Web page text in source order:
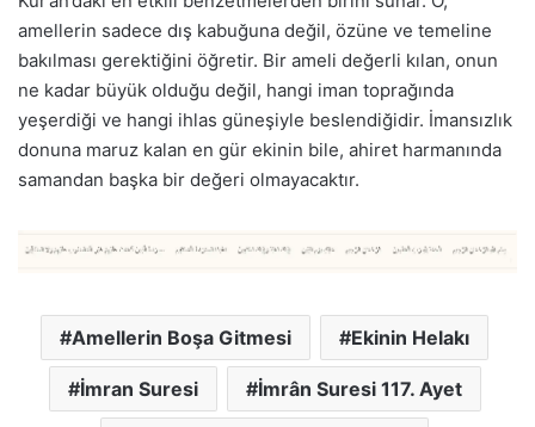
amellerin sadece dış kabuğuna değil, özüne ve temeline
bakılması gerektiğini öğretir. Bir ameli değerli kılan, onun
ne kadar büyük olduğu değil, hangi iman toprağında
yeşerdiği ve hangi ihlas güneşiyle beslendiğidir. İmansızlık
donuna maruz kalan en gür ekinin bile, ahiret harmanında
samandan başka bir değeri olmayacaktır.
Amellerin Boşa Gitmesi Ekinin Helakı
İmran Suresi İmrân Suresi 117. Ayet